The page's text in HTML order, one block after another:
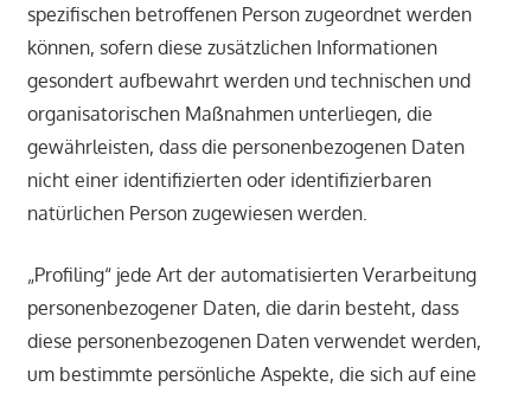
spezifischen betroffenen Person zugeordnet werden
können, sofern diese zusätzlichen Informationen
gesondert aufbewahrt werden und technischen und
organisatorischen Maßnahmen unterliegen, die
gewährleisten, dass die personenbezogenen Daten
nicht einer identifizierten oder identifizierbaren
natürlichen Person zugewiesen werden.
„Profiling“ jede Art der automatisierten Verarbeitung
personenbezogener Daten, die darin besteht, dass
diese personenbezogenen Daten verwendet werden,
um bestimmte persönliche Aspekte, die sich auf eine